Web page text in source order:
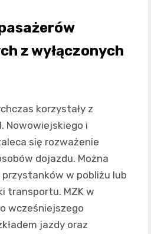
z wyłączonych
korzystały z
Nowowiejskiego i
się rozważenie
dojazdu. Można
w pobliżu lub
transportu. MZK w
wcześniejszego
jazdy oraz